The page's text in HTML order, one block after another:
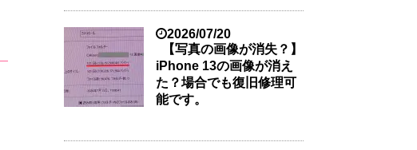
2026/07/20
【写真の画像が消失？】
iPhone 13の画像が消え
た？場合でも復旧修理可
能です。